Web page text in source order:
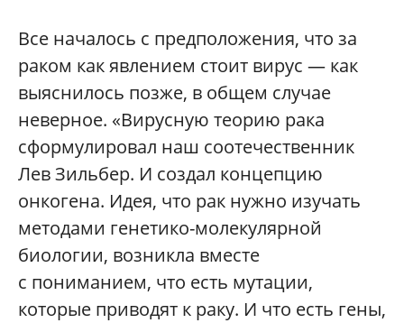
Все началось с предположения, что за
раком как явлением стоит вирус — как
выяснилось позже, в общем случае
неверное. «Вирусную теорию рака
сформулировал наш соотечественник
Лев Зильбер. И создал концепцию
онкогена. Идея, что рак нужно изучать
методами генетико-молекулярной
биологии, возникла вместе
с пониманием, что есть мутации,
которые приводят к раку. И что есть гены,